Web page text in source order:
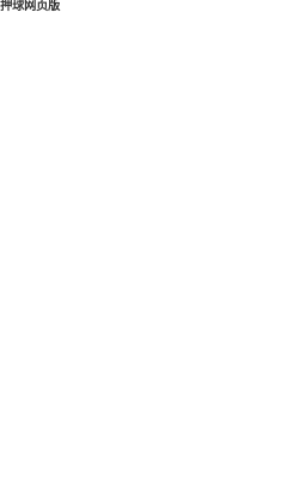
押球网页版